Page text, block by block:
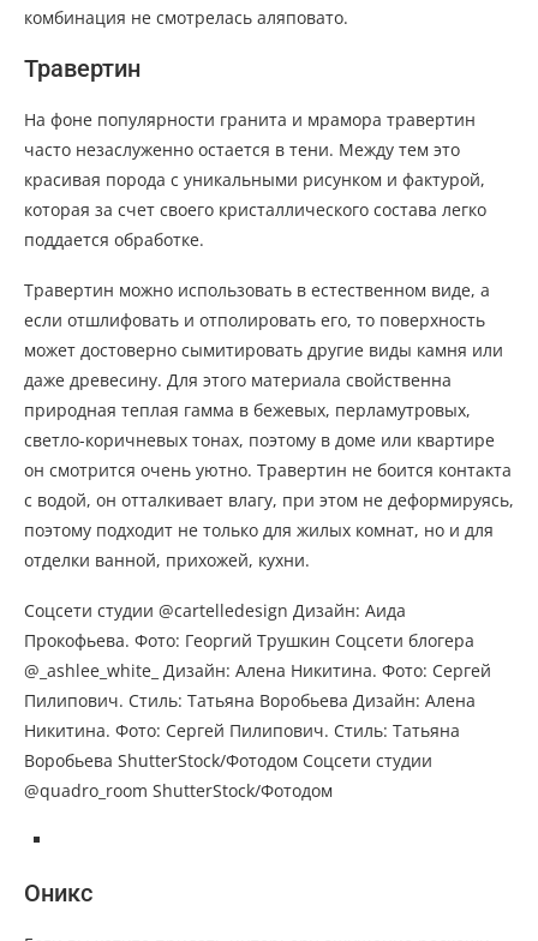
комбинация не смотрелась аляповато.
Травертин
На фоне популярности гранита и мрамора травертин
часто незаслуженно остается в тени. Между тем это
красивая порода с уникальными рисунком и фактурой,
которая за счет своего кристаллического состава легко
поддается обработке.
Травертин можно использовать в естественном виде, а
если отшлифовать и отполировать его, то поверхность
может достоверно сымитировать другие виды камня или
даже древесину. Для этого материала свойственна
природная теплая гамма в бежевых, перламутровых,
светло-коричневых тонах, поэтому в доме или квартире
он смотрится очень уютно. Травертин не боится контакта
с водой, он отталкивает влагу, при этом не деформируясь,
поэтому подходит не только для жилых комнат, но и для
отделки ванной, прихожей, кухни.
Соцсети студии @cartelledesign Дизайн: Аида
Прокофьева. Фото: Георгий Трушкин Соцсети блогера
@_ashlee_white_ Дизайн: Алена Никитина. Фото: Сергей
Пилипович. Стиль: Татьяна Воробьева Дизайн: Алена
Никитина. Фото: Сергей Пилипович. Стиль: Татьяна
Воробьева ShutterStock/Фотодом Соцсети студии
@quadro_room ShutterStock/Фотодом
Оникс